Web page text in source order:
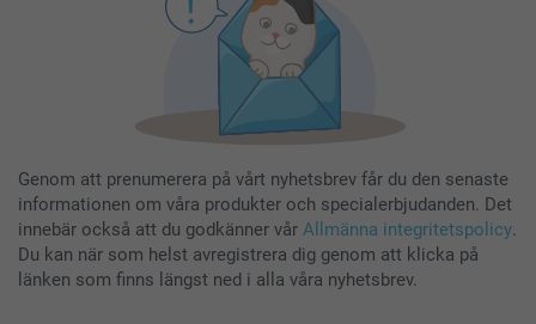
Genom att prenumerera på vårt nyhetsbrev får du den senaste
informationen om våra produkter och specialerbjudanden. Det
innebär också att du godkänner vår Allmänna integritetspolicy.
Du kan när som helst avregistrera dig genom att klicka på
länken som finns längst ned i alla våra nyhetsbrev.